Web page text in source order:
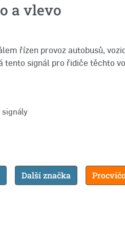
a vlevo
řízen provoz autobusů,
tento signál pro řidiče těchto
signály
Další značka